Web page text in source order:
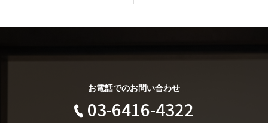
お電話でのお問い合わせ
03-6416-4322